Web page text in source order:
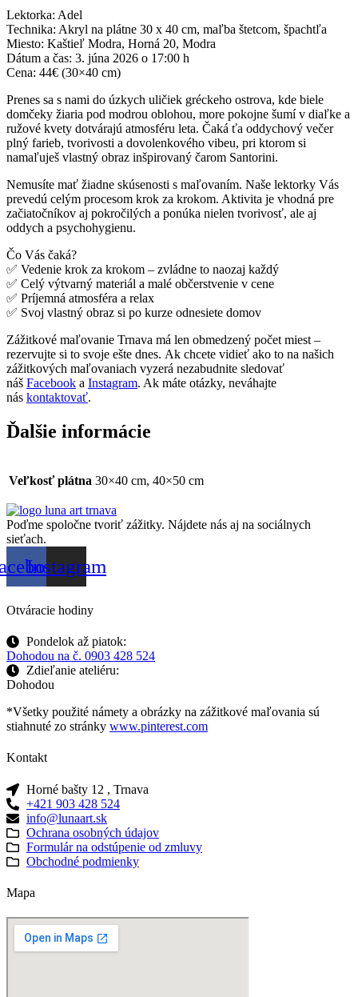
-
3.6.2026
Lektorka: Adel
Technika: Akryl na plátne 30 x 40 cm, maľba štetcom, špachtľa
Miesto: Kaštieľ Modra, Horná 20, Modra
Dátum a čas: 3. júna 2026 o 17:00 h
Cena: 44€ (30×40 cm)
Prenes sa s nami do úzkych uličiek gréckeho ostrova, kde biele
domčeky žiaria pod modrou oblohou, more pokojne šumí v diaľke a
ružové kvety dotvárajú atmosféru leta. Čaká ťa oddychový večer
plný farieb, tvorivosti a dovolenkového vibeu, pri ktorom si
namaľuješ vlastný obraz inšpirovaný čarom Santorini.
Nemusíte mať žiadne skúsenosti s maľovaním. Naše lektorky Vás
prevedú celým procesom krok za krokom. Aktivita je vhodná pre
začiatočníkov aj pokročilých a ponúka nielen tvorivosť, ale aj
oddych a psychohygienu.
Čo Vás čaká?
✅ Vedenie krok za krokom – zvládne to naozaj každý
✅ Celý výtvarný materiál a malé občerstvenie v cene
✅ Príjemná atmosféra a relax
✅ Svoj vlastný obraz si po kurze odnesiete domov
Zážitkové maľovanie Trnava má len obmedzený počet miest –
rezervujte si to svoje ešte dnes. Ak chcete vidieť ako to na našich
zážitkových maľovaniach vyzerá nezabudnite sledovať
náš Facebook a Instagram. Ak máte otázky, neváhajte
nás kontaktovať.
Ďalšie informácie
Veľkosť plátna 30×40 cm, 40×50 cm
Poďme spoločne tvoriť zážitky. Nájdete nás aj na sociálnych
sieťach.
Instagram
Otváracie hodiny
Pondelok až piatok:
Dohodou na č. 0903 428 524
Zdieľanie ateliéru:
Dohodou
*Všetky použité námety a obrázky na zážitkové maľovania sú
stiahnuté zo stránky www.pinterest.com
Kontakt
Horné bašty 12 , Trnava
+421 903 428 524
info@lunaart.sk
Ochrana osobných údajov
Formulár na odstúpenie od zmluvy
Obchodné podmienky
Mapa